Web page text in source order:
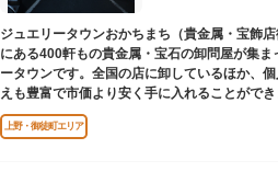
ジュエリータウンおかちまち（貴金属・宝飾
にある400軒もの貴金属・宝石の卸問屋が集ま
ータウンです。全国の店に卸しているほか、
えも豊富で市価より安く手に入れることができ
上野・御徒町エリア